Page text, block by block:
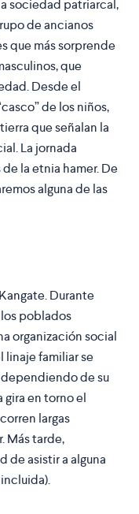
sociedad patriarcal,
de ancianos
que más sorprende
que
Desde el
de los niños,
que señalan la
La jornada
la etnia hamer. De
alguna de las
Durante
poblados
organización social
linaje familiar se
dependiendo de su
gira en torno el
largas
Más tarde,
de asistir a alguna